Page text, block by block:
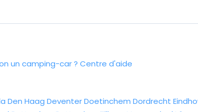
un camping-car ? Centre d'aide
Den Haag DeventerDoetinchem Dordrecht